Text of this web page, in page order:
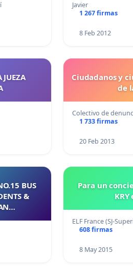
Javier
1 267 firmas
8 Feb 2012
Ciudadanos y
de
Colectivo de
1 733 firmas
20 Feb 2013
BUS
&
15
DE
Para un
KRY
ELF France (SJ-
608 firmas
8 May 2015